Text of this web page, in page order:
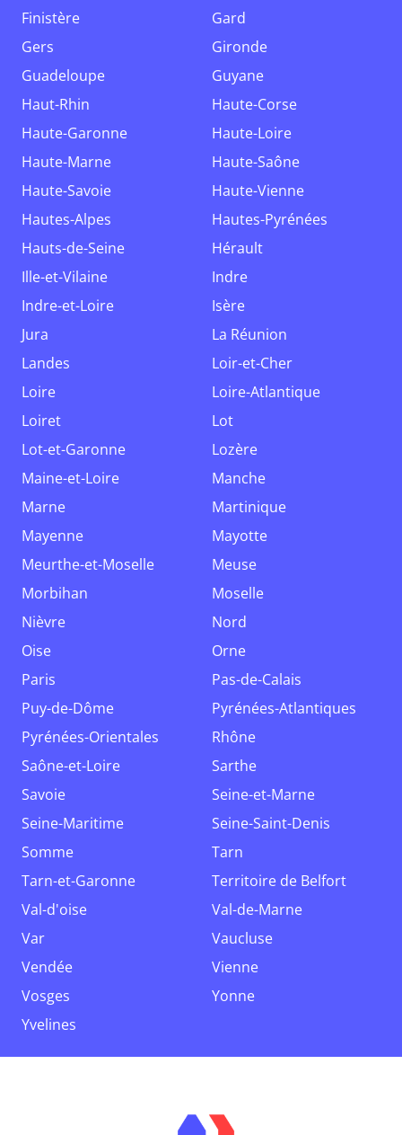
Finistère
Gard
Gers
Gironde
Guadeloupe
Guyane
Haut-Rhin
Haute-Corse
Haute-Garonne
Haute-Loire
Haute-Marne
Haute-Saône
Haute-Savoie
Haute-Vienne
Hautes-Alpes
Hautes-Pyrénées
Hauts-de-Seine
Hérault
Ille-et-Vilaine
Indre
Indre-et-Loire
Isère
Jura
La Réunion
Landes
Loir-et-Cher
Loire
Loire-Atlantique
Loiret
Lot
Lot-et-Garonne
Lozère
Maine-et-Loire
Manche
Marne
Martinique
Mayenne
Mayotte
Meurthe-et-Moselle
Meuse
Morbihan
Moselle
Nièvre
Nord
Oise
Orne
Paris
Pas-de-Calais
Puy-de-Dôme
Pyrénées-Atlantiques
Pyrénées-Orientales
Rhône
Saône-et-Loire
Sarthe
Savoie
Seine-et-Marne
Seine-Maritime
Seine-Saint-Denis
Somme
Tarn
Tarn-et-Garonne
Territoire de Belfort
Val-d'oise
Val-de-Marne
Var
Vaucluse
Vendée
Vienne
Vosges
Yonne
Yvelines